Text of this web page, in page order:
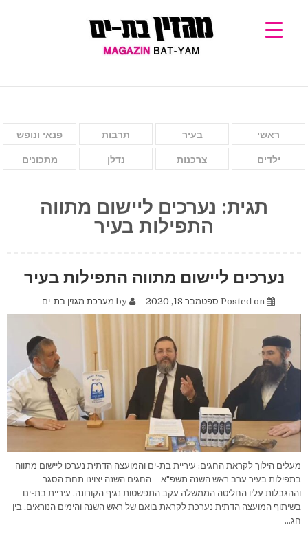
ראשי בעיר תרבות פנאי ונופש
ילדים צרכנות נדלן מתכונים
תגית: נערכים ליישום מתווה
התפילות בעיר
נערכים ליישום מתווה התפילות בעיר
Posted on ספטמבר 18, 2020 by מערכת מגזין בת-ים
מעלים הילוך לקראת החגים: עיריית בת-ים והמועצה הדתית נערכו ליישום מתווה
בתפילות בעיר ערב ראש השנה תשפ"א – החגים השנה יצוינו תחת הסגר
וההגבלות עליו החליטה הממשלה עקב התפשטות נגיף הקורונה. עיריית בת-ים
בשיתוף המועצה הדתית נערכת לקראת בואם של ראש השנה והימים הנוראים, בין
חג…